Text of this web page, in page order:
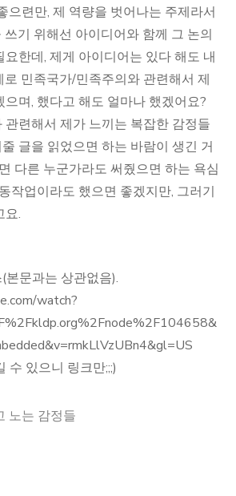
으련만, 제 역량을 벗어나는 주제라서
쓰기 위해선 아이디어와 함께 그 논의
한데, 제게 아이디어는 있다 해도 내
로 민족국가/민족주의와 관련해서 제
며, 했다고 해도 얼마나 했겠어요?
관련해서 제가 느끼는 복잡한 감정들
글을 읽었으면 하는 바람이 생긴 거
다른 누군가라도 써줬으면 하는 욕심
작업이라도 했으면 좋겠지만, 그러기
요.
본문과는 상관없음).
watch?
수 있으니 링크만;;;)
노는 감정들